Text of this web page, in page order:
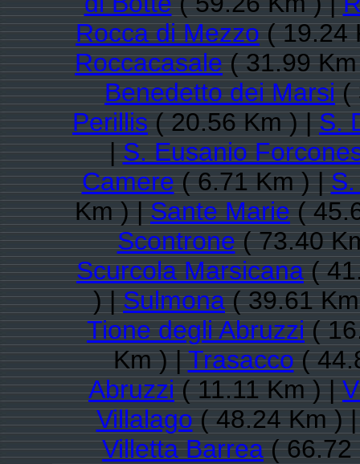
Rocca di Mezzo( 19.24
Roccacasale( 31.99
Benedetto dei Marsi(
Perillis( 20.56 Km ) |S.
|S. Eusanio
Camere( 6.71 Km ) |
Km ) |Sante Marie(
Scontrone( 73.40
Scurcola Marsicana(
) |Sulmona( 39.61
Tione degli Abruzzi(
Km ) |Trasacco(
Abruzzi( 11.11 Km ) |
Villalago( 48.24 Km )
Villetta Barrea( 66.72